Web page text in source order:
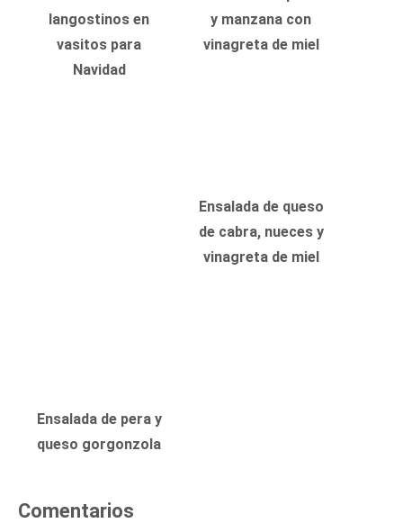
langostinos en
vasitos para
Navidad
y manzana con
vinagreta de miel
Ensalada de queso
de cabra, nueces y
vinagreta de miel
Ensalada de pera y
queso gorgonzola
Comentarios